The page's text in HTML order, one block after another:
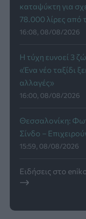
καταψύκτη για
78.000 λίρες από
16:08, 08/08/2026
Η τύχη ευνοεί 3
«Ένα νέο ταξίδι
αλλαγές»
16:00, 08/08/2026
Θεσσαλονίκη:
Σίνδο –
15:59, 08/08/2026
Ειδήσεις στο